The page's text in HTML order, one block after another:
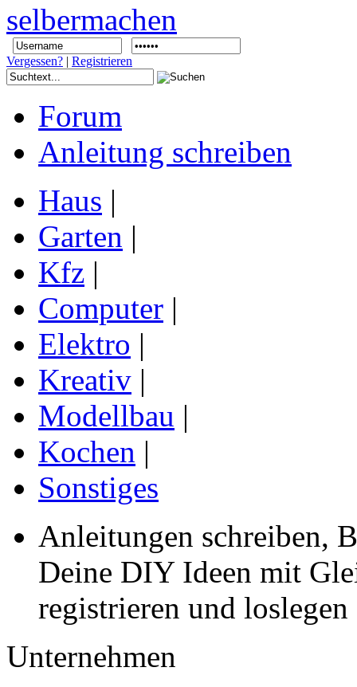
Vergessen? | Registrieren
Forum
Anleitung schreiben
Haus |
Garten |
Kfz |
Computer |
Elektro |
Kreativ |
Modellbau |
Kochen |
Sonstiges
Anleitungen schreiben,
Deine DIY Ideen mit
registrieren und loslegen
Unternehmen